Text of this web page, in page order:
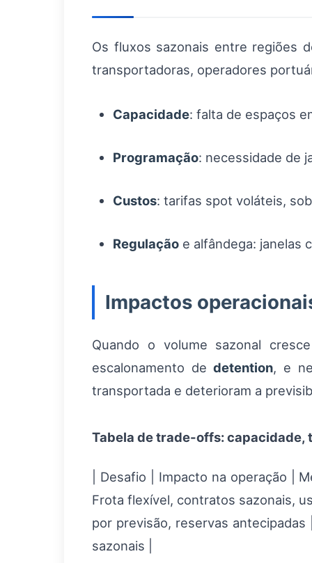
Os fluxos sazonais entre regiões
transportadoras, operadores
Capacidade: falta de espaços
Programação: necessidade de
Custos: tarifas spot voláteis,
Regulação e alfândega: janelas
Impactos
Quando o volume sazonal
escalonamento dedetention, e
transportada e deterioram a
Tabela de trade-offs: capacidade,
| Desafio | Impacto na operação
Frota flexível, contratos sazonais,
por previsão, reservas
sazonais |